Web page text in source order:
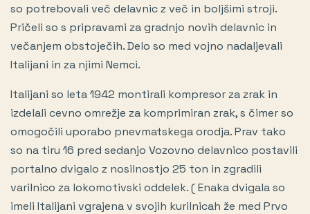
so potrebovali več delavnic z več in boljšimi stroji.
Pričeli so s pripravami za gradnjo novih delavnic in
večanjem obstoječih. Delo so med vojno nadaljevali
Italijani in za njimi Nemci.
Italijani so leta 1942 montirali kompresor za zrak in
izdelali cevno omrežje za komprimiran zrak, s čimer so
omogočili uporabo pnevmatskega orodja. Prav tako
so na tiru 16 pred sedanjo Vozovno delavnico postavili
portalno dvigalo z nosilnostjo 25 ton in zgradili
varilnico za lokomotivski oddelek. ( Enaka dvigala so
imeli Italijani vgrajena v svojih kurilnicah že med Prvo